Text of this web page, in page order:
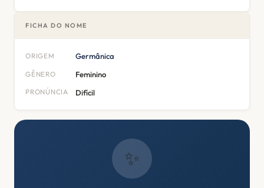
FICHA DO NOME
ORIGEM Germânica
GÊNERO Feminino
PRONÚNCIA Difícil
✨